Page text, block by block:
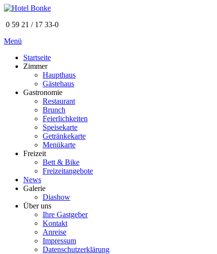
0 59 21 / 17 33-0
Menü
Startseite
Zimmer
Haupthaus
Gästehaus
Gastronomie
Restaurant
Brunch
Feierlichkeiten
Speisekarte
Getränkekarte
Menükarte
Freizeit
Bett & Bike
Freizeitangebote
News
Galerie
Diashow
Über uns
Ihre Gastgeber
Kontakt
Anreise
Impressum
Datenschutzerklärung